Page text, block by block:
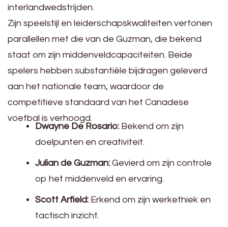
interlandwedstrijden.
Zijn speelstijl en leiderschapskwaliteiten vertonen
parallellen met die van de Guzman, die bekend
staat om zijn middenveldcapaciteiten. Beide
spelers hebben substantiële bijdragen geleverd
aan het nationale team, waardoor de
competitieve standaard van het Canadese
voetbal is verhoogd.
Dwayne De Rosario: Bekend om zijn
doelpunten en creativiteit.
Julian de Guzman: Gevierd om zijn controle
op het middenveld en ervaring.
Scott Arfield: Erkend om zijn werkethiek en
tactisch inzicht.